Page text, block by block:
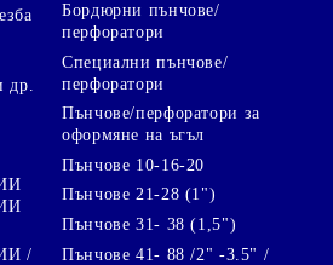
др.
/
Бордюрни пънчове/
перфоратори
Специални пънчове/
перфоратори
Пънчове/перфоратори за
оформяне на ъгъл
Пънчове 10-16-20
Пънчове 21-28 (1")
Пънчове 31- 38 (1,5")
Пънчове 41- 88 /2" -3.5" /